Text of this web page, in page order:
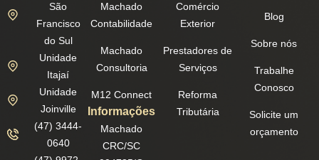
São
Francisco
do Sul
Unidade
Itajaí
Unidade
Joinville
(47) 3444-
0640
Machado
Contabilidade
Machado
Consultoria
M12 Connect
Informações
Machado
CRC/SC
Comércio
Exterior
Prestadores de
Serviços
Reforma
Tributária
Blog
Sobre nós
Trabalhe
Conosco
Solicite um
orçamento